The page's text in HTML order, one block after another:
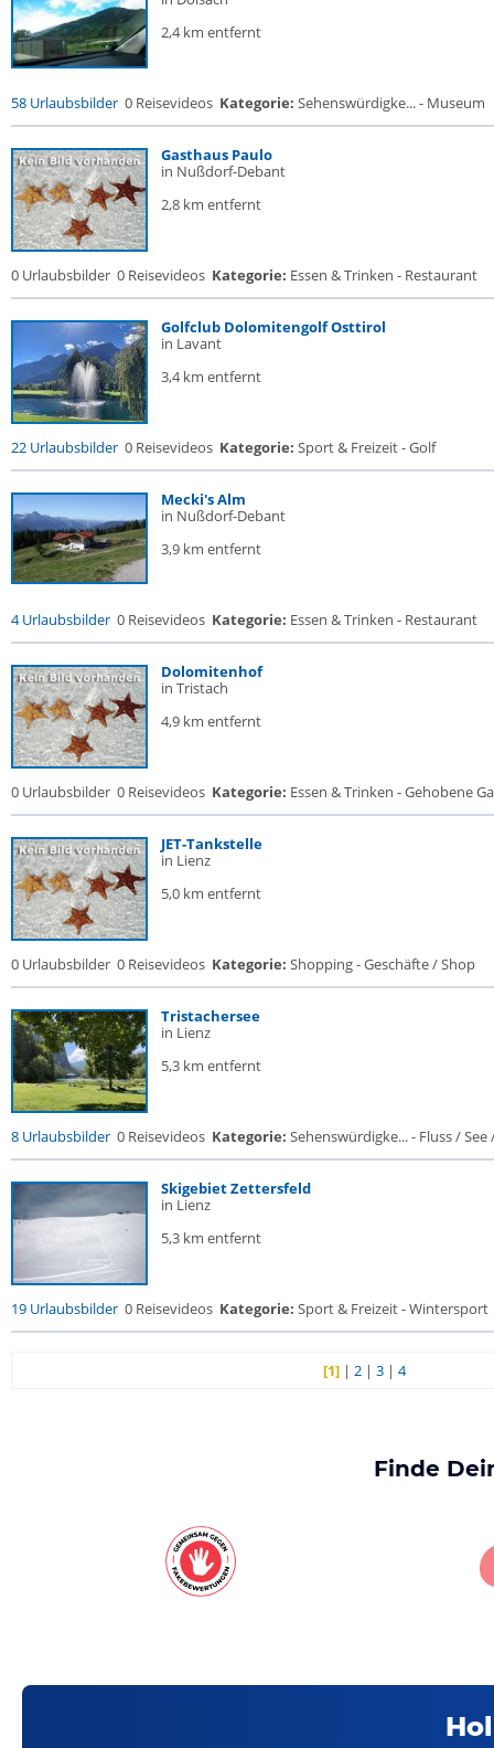
2,4 km entfernt
58 Urlaubsbilder 0 Reisevideos Kategorie: Sehenswürdigke... - Museum
Gasthaus Paulo
in Nußdorf-Debant
2,8 km entfernt
0 Urlaubsbilder 0 Reisevideos Kategorie: Essen & Trinken - Restaurant
Golfclub Dolomitengolf Osttirol
in Lavant
3,4 km entfernt
22 Urlaubsbilder 0 Reisevideos Kategorie: Sport & Freizeit - Golf
Mecki's Alm
in Nußdorf-Debant
3,9 km entfernt
4 Urlaubsbilder 0 Reisevideos Kategorie: Essen & Trinken - Restaurant
Dolomitenhof
in Tristach
4,9 km entfernt
0 Urlaubsbilder 0 Reisevideos Kategorie: Essen & Trinken - Gehobene
JET-Tankstelle
in Lienz
5,0 km entfernt
0 Urlaubsbilder 0 Reisevideos Kategorie: Shopping - Geschäfte / Shop
Tristachersee
in Lienz
5,3 km entfernt
8 Urlaubsbilder 0 Reisevideos Kategorie: Sehenswürdigke... - Fluss / See
Skigebiet Zettersfeld
in Lienz
5,3 km entfernt
19 Urlaubsbilder 0 Reisevideos Kategorie: Sport & Freizeit - Wintersport
[1] |2 |3 |4
Finde